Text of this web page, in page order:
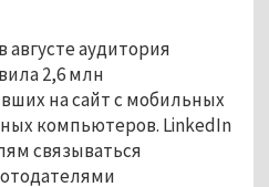
августе аудитория
2,6 млн
на сайт с мобильных
компьютеров. LinkedIn
связываться